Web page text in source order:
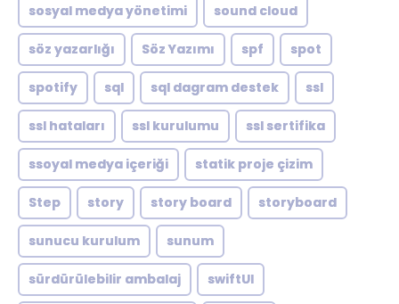
sosyal medya yönetimi sound cloud
söz yazarlığı Söz Yazımı spf spot
spotify sql sql dagram destek ssl
ssl hataları ssl kurulumu ssl sertifika
ssoyal medya içeriği statik proje çizim
Step story story board storyboard
sunucu kurulum sunum
sürdürülebilir ambalaj swiftUI